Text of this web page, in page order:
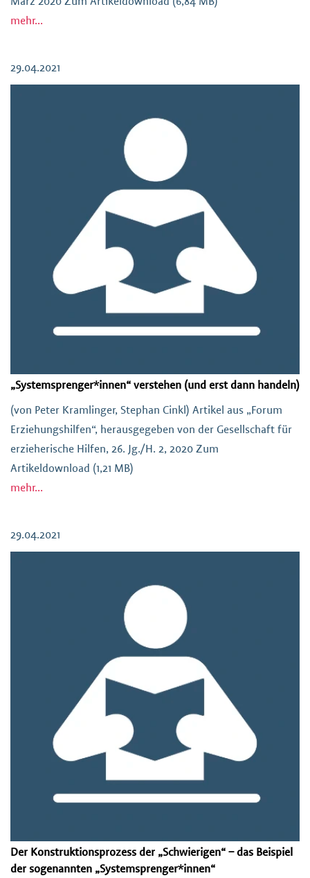
mehr...
29.04.2021
„Systemsprenger*innen“ verstehen (und erst dann handeln)
(von Peter Kramlinger, Stephan Cinkl) Artikel aus „Forum
Erziehungshilfen“, herausgegeben von der Gesellschaft für
erzieherische Hilfen, 26. Jg./H. 2, 2020 Zum
Artikeldownload (1,21 MB)
mehr...
29.04.2021
Der Konstruktionsprozess der „Schwierigen“ – das Beispiel
der sogenannten „Systemsprenger*innen“